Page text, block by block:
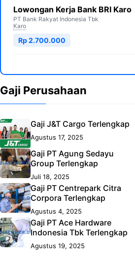
Lowongan Kerja Bank BRI Karo
PT Bank Rakyat Indonesia Tbk
Karo
Rp 2.700.000
Gaji Perusahaan
Gaji J&T Cargo Terlengkap
Agustus 17, 2025
Gaji PT Agung Sedayu
Group Terlengkap
Juli 18, 2025
Gaji PT Centrepark Citra
Corpora Terlengkap
Agustus 4, 2025
Gaji PT Ace Hardware
Indonesia Tbk Terlengkap
Agustus 19, 2025